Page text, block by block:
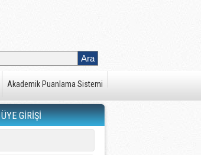
Akademik Puanlama Sistemi
ÜYE GİRİŞİ